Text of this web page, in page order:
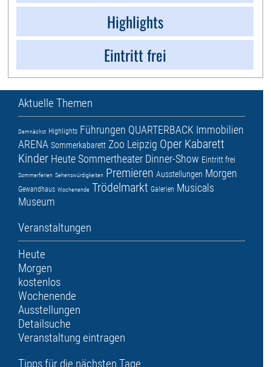
Highlights
Eintritt frei
Aktuelle Themen
Demnächst Highlights Führungen QUARTERBACK Immobilien
ARENA Sommerkabarett Zoo Leipzig Oper Kabarett
Kinder HeuteSommertheater Dinner-Show Eintritt frei
Sommerferien Sehenswürdigkeiten Premieren Ausstellungen Morgen
Gewandhaus Wochenende Trödelmarkt Galerien Musicals
Museum
Veranstaltungen
Heute
Morgen
kostenlos
Wochenende
Ausstellungen
Detailsuche
Veranstaltung eintragen
Tipps für die nächsten Tage